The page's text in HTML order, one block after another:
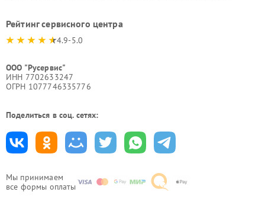
Мы принимаем
все формы оплаты
Рейтинг сервисного центра
4.9-5.0
ООО "Русервис"
ИНН 7702633247
ОГРН 1077746335776
Поделиться в соц. сетях: